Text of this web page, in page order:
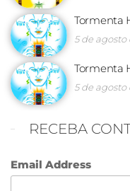
Tormenta
5 de agosto
Tormenta
5 de agosto
RECEBA
Email Address